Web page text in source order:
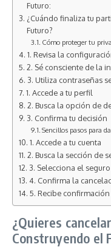
Futuro:
¿Cuándo finaliza tu
Futuro?
Cómo proteger tu
1. Revisa la
2. Sé consciente de la
3. Utiliza contraseñas
1. Accede a tu perfil
2. Busca la opción de
3. Confirma tu decisión
Sencillos pasos para
1. Accede a tu cuenta
2. Busca la sección de
3. Selecciona el seguro
4. Confirma la
5. Recibe confirmación
¿Quieres
Construyendo el